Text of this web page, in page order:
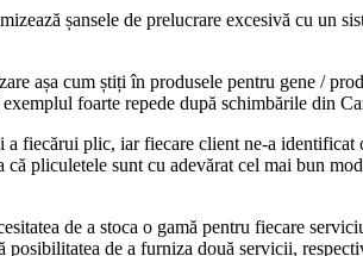
șansele de prelucrare excesivă cu un
așa cum știți în produsele pentru gene /
foarte repede după schimbările din
fiecărui plic, iar fiecare client ne-a identificat
pliculetele sunt cu adevărat cel mai bun
de a stoca o gamă pentru fiecare
de a furniza două servicii,